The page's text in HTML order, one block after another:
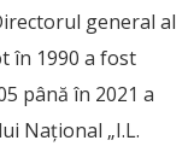
general al
în 1990 a fost
până în 2021 a
Național „I.L.